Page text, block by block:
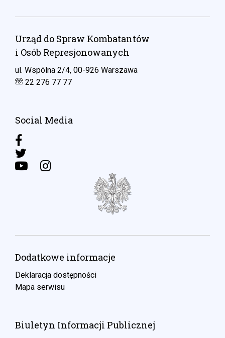
Urząd do Spraw Kombatantów
i Osób Represjonowanych
ul. Wspólna 2/4, 00-926 Warszawa
22 276 77 77
Social Media
Dodatkowe informacje
Deklaracja dostępności
Mapa serwisu
Biuletyn Informacji Publicznej